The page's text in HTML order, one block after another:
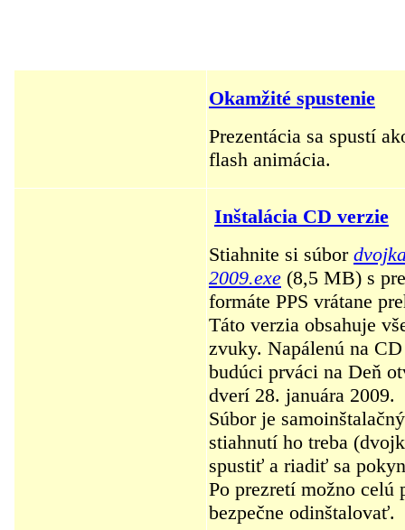
Okamžité spustenie
Prezentácia sa spustí
flash animácia.
Inštalácia CD verzie
Stiahnite si súbor
2009.exe (8,5 MB) s
formáte PPS vrátane
Táto verzia obsahuje
zvuky. Napálenú na
budúci prváci na Deň
dverí 28. januára 2009.
Súbor je
stiahnutí ho treba
spustiť a riadiť sa
Po prezretí možno celú
bezpečne odinštalovať.